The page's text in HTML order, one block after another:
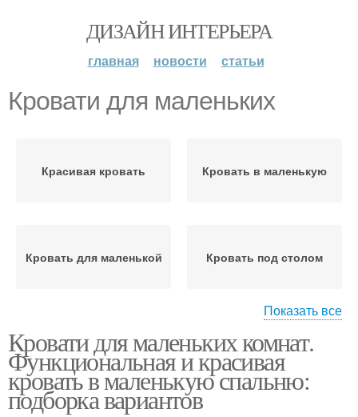
ДИЗАЙН ИНТЕРЬЕРА
главная новости статьи
Кровати для маленьких
Красивая кровать Кровать в маленькую
Кровать для маленькой Кровать под столом
специального картона
Показать все
Кровати для маленьких комнат.
Функциональная и красивая
кровать в маленькую спальню:
подборка вариантов